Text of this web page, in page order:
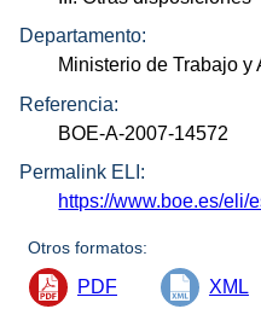
Departamento:
Ministerio de Trabajo y
Referencia:
BOE-A-2007-14572
Permalink ELI:
https://www.boe.es/eli/
Otros formatos:
PDF XML